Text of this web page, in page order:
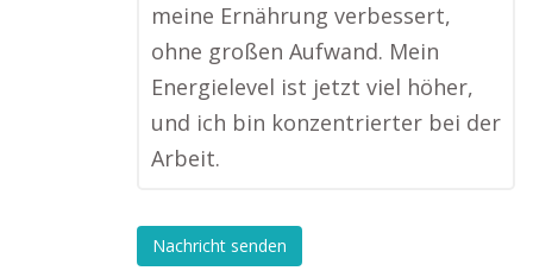
meine Ernährung verbessert,
ohne großen Aufwand. Mein
Energielevel ist jetzt viel höher,
und ich bin konzentrierter bei der
Arbeit.
Nachricht senden